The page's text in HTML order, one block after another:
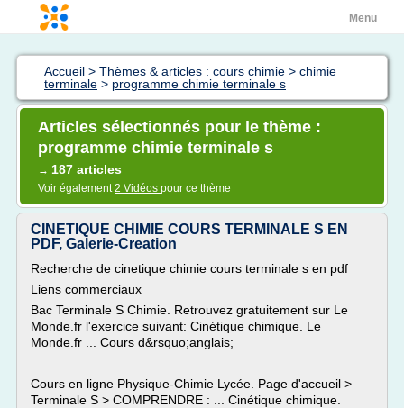
Menu
Accueil > Thèmes & articles : cours chimie > chimie
terminale > programme chimie terminale s
Articles sélectionnés pour le thème :
programme chimie terminale s
→ 187 articles
Voir également2 Vidéos pour ce thème
CINETIQUE CHIMIE COURS TERMINALE S EN
PDF, Galerie-Creation
Recherche de cinetique chimie cours terminale s en pdf
Liens commerciaux
Bac Terminale S Chimie. Retrouvez gratuitement sur Le
Monde.fr l'exercice suivant: Cinétique chimique. Le
Monde.fr ... Cours d&rsquo;anglais;
Cours en ligne Physique-Chimie Lycée. Page d'accueil >
Terminale S > COMPRENDRE : ... Cinétique chimique.